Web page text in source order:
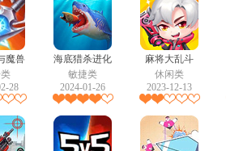
魔兽
28
海底猎杀进化
敏捷类
2024-01-26
麻将大乱斗
休闲类
2023-12-13